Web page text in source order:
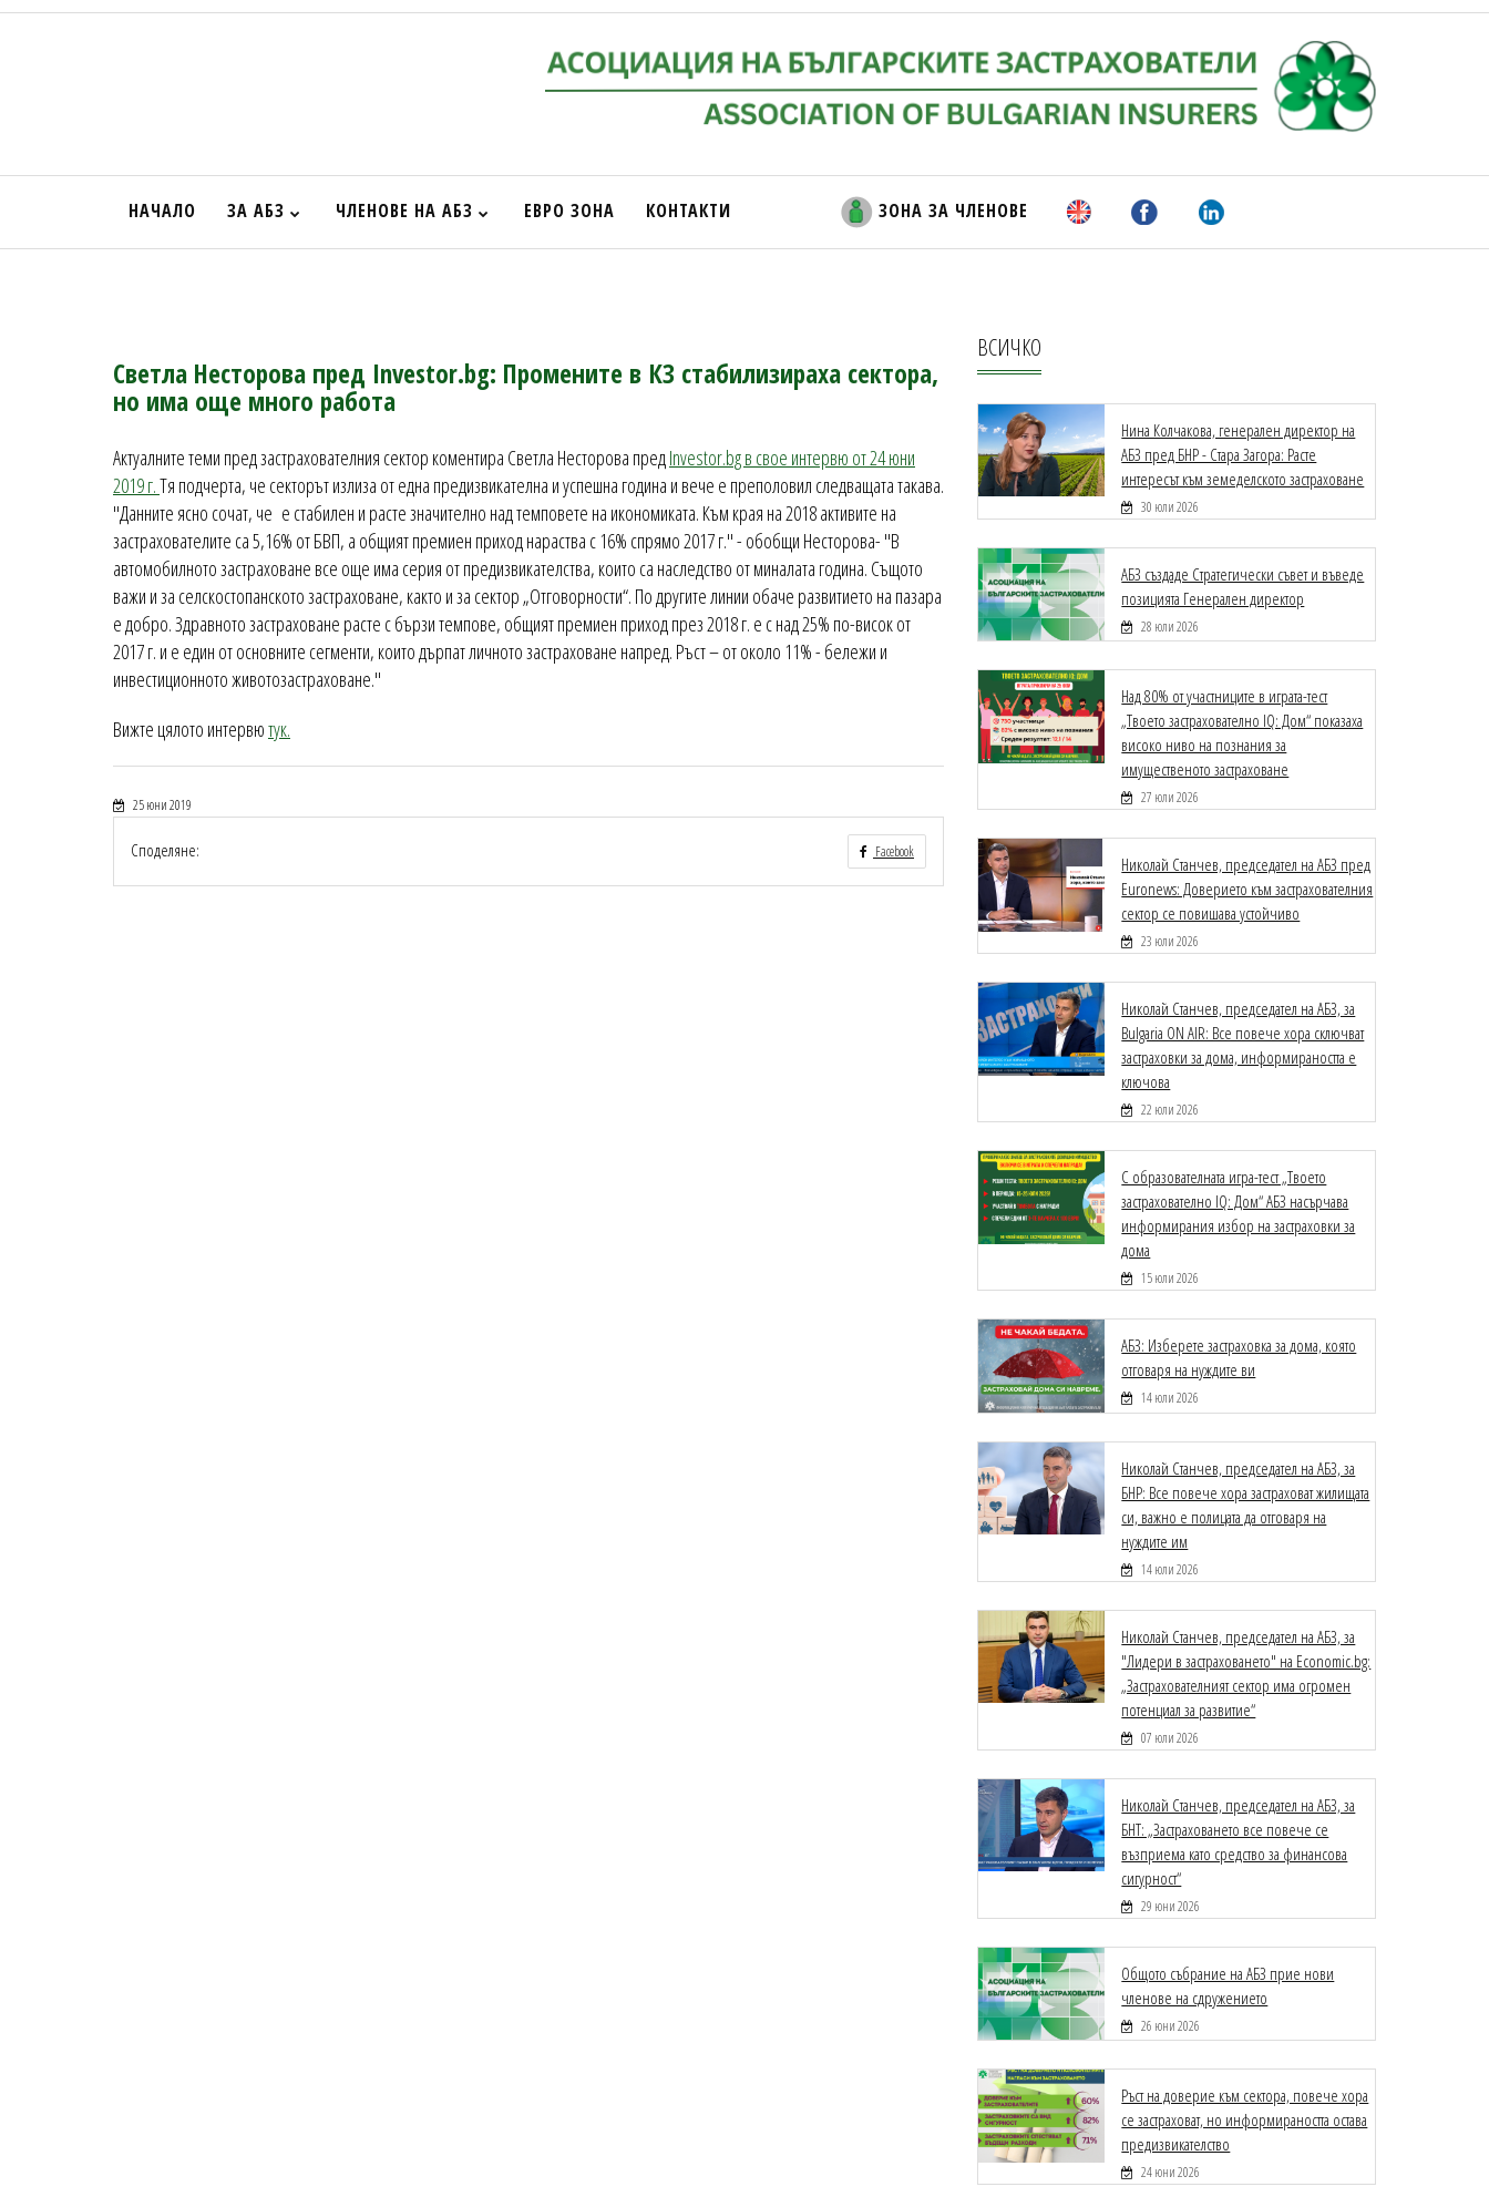
НАЧАЛО ЗА АБЗ ЧЛЕНОВЕ НА АБЗ ЕВРО ЗОНА КОНТАКТИ ЗОНА ЗА ЧЛЕНОВЕ
Светла Несторова пред Investor.bg: Промените в КЗ стабилизираха сектора,
но има още много работа
Актуалните теми пред застрахователния сектор коментира Светла Несторова предInvestor.bg в свое интервю от 24 юни
2019 г.Тя подчерта, че секторът излиза от една предизвикателна и успешна година и вече е преполовил следващата такава.
"Данните ясно сочат, че е стабилен и расте значително над темповете на икономиката. Към края на 2018 активите на
застрахователите са 5,16% от БВП, а общият премиен приход нараства с 16% спрямо 2017 г." - обобщи Несторова- "В
автомобилното застраховане все още има серия от предизвикателства, които са наследство от миналата година. Същото
важи и за селскостопанското застраховане, както и за сектор „Отговорности“. По другите линии обаче развитието на пазара
е добро. Здравното застраховане расте с бързи темпове, общият премиен приход през 2018 г. е с над 25% по-висок от
2017 г. и е един от основните сегменти, които дърпат личното застраховане напред. Ръст – от около 11% - бележи и
инвестиционното животозастраховане."
Вижте цялото интервютук.
25 юни 2019
Споделяне: Facebook
ВСИЧКО
Нина Колчакова, генерален директор на
АБЗ пред БНР - Стара Загора: Расте
интересът към земеделското застраховане
30 юли 2026
АБЗ създаде Стратегически съвет и въведе
позицията Генерален директор
28 юли 2026
Над 80% от участниците в играта-тест
„Твоето застрахователно IQ: Дом“ показаха
високо ниво на познания за
имущественото застраховане
27 юли 2026
Николай Станчев, председател на АБЗ пред
Euronews: Доверието към застрахователния
сектор се повишава устойчиво
23 юли 2026
Николай Станчев, председател на АБЗ, за
Bulgaria ON AIR: Все повече хора сключват
застраховки за дома, информираността е
ключова
22 юли 2026
С образователната игра-тест „Твоето
застрахователно IQ: Дом“ АБЗ насърчава
информирания избор на застраховки за
дома
15 юли 2026
АБЗ: Изберете застраховка за дома, която
отговаря на нуждите ви
14 юли 2026
Николай Станчев, председател на АБЗ, за
БНР: Все повече хора застраховат жилищата
си, важно е полицата да отговаря на
нуждите им
14 юли 2026
Николай Станчев, председател на АБЗ, за
"Лидери в застраховането" на Economic.bg:
„Застрахователният сектор има огромен
потенциал за развитие“
07 юли 2026
Николай Станчев, председател на АБЗ, за
БНТ: „Застраховането все повече се
възприема като средство за финансова
сигурност“
29 юни 2026
Общото събрание на АБЗ прие нови
членове на сдружението
26 юни 2026
Ръст на доверие към сектора, повече хора
се застраховат, но информираността остава
предизвикателство
24 юни 2026